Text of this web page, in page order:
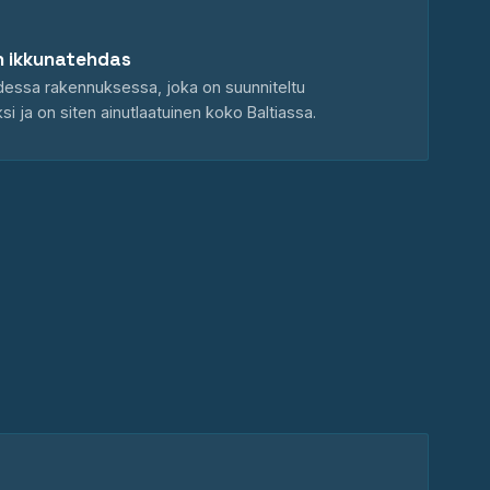
ikkunatehdas
rakennuksessa, joka on suunniteltu
ja on siten ainutlaatuinen koko Baltiassa.